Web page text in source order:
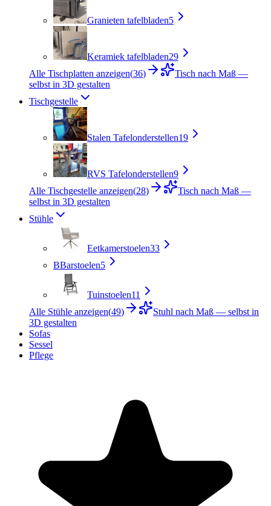
Granieten tafelbladen5
Keramiek tafelbladen29
Alle Tischplatten anzeigen(36)
Tisch nach Maß —
selbst in 3D gestalten
Tischgestelle
Stalen Tafelonderstellen19
RVS Tafelonderstellen9
Alle Tischgestelle anzeigen(28)
Tisch nach Maß —
selbst in 3D gestalten
Stühle
Eetkamerstoelen33
BBarstoelen5
Tuinstoelen11
Alle Stühle anzeigen(49)
Stuhl nach Maß — selbst in
3D gestalten
Sofas
Sessel
Pflege